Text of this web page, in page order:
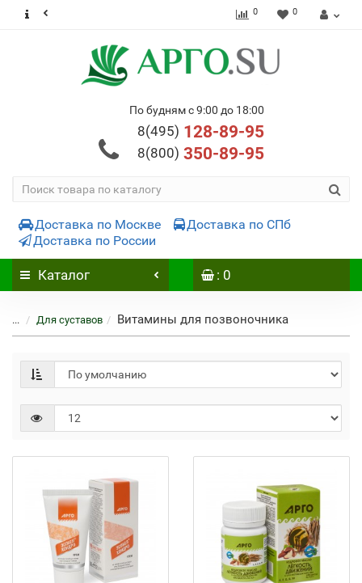
0 0
По будням с 9:00 до 18:00
8(495) 128-89-95
8(800) 350-89-95
Доставка по Москве
Доставка по СПб
Доставка по России
Каталог : 0
... Для суставов Витамины для позвоночника